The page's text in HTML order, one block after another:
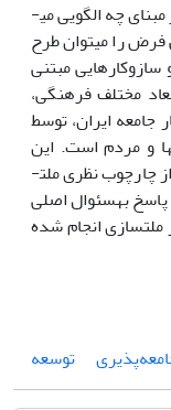
تکوین ملت و فراگرد ملت­سازی در ایران را بر مبنای چه الگویی می­
فرض را می­توان طرح
مبتنی
مختلف فرهنگی،
جامعه ایران، توسط
و مردم است. این
تحقیق با استفاده از روش عِلّی و بهره­گیری از چارچوب نظری ملت­
پاسخ به­سئوال اصلی
ملت­سازی انجام شده
توسعه